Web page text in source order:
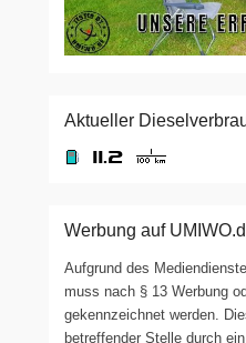
Aktueller
Werbung auf
Aufgrund des
muss nach § 13 Werbung
gekennzeichnet werden.
betreffender Stelle durch